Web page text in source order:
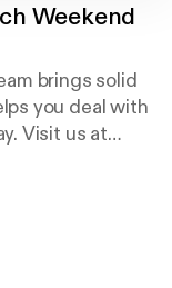
Weekend
brings solid
you deal with
Visit us at